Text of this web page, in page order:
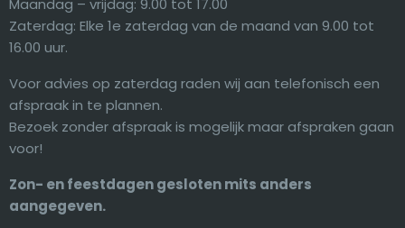
Maandag – vrijdag: 9.00 tot 17.00
Zaterdag: Elke 1e zaterdag van de maand van 9.00 tot
16.00 uur.
Voor advies op zaterdag raden wij aan telefonisch een
afspraak in te plannen.
Bezoek zonder afspraak is mogelijk maar afspraken gaan
voor!
Zon- en feestdagen gesloten mits anders
aangegeven.